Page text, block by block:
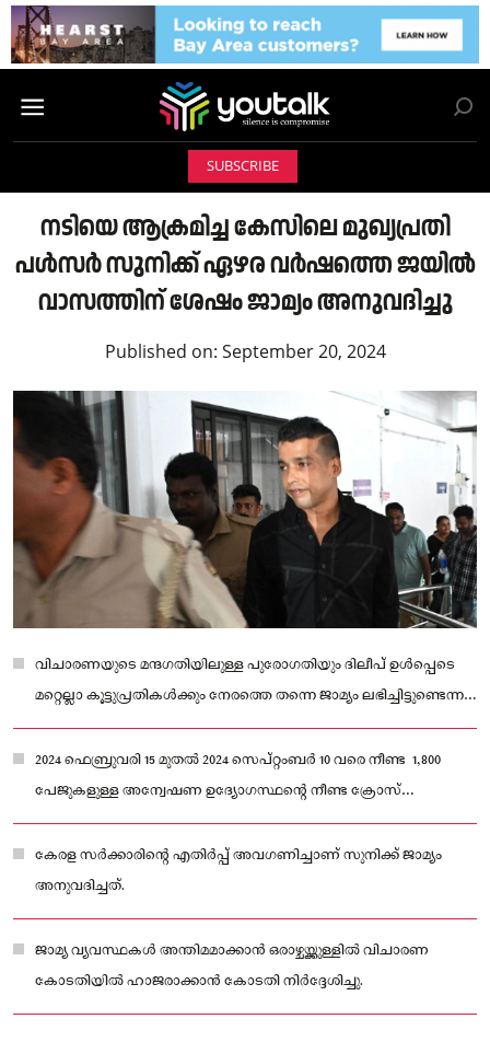
SUBSCRIBE
നടിയെ ആക്രമിച്ച കേസിലെ മുഖ്യപ്രതി
പൾസർ സുനിക്ക് ഏഴര വർഷത്തെ ജയിൽ
വാസത്തിന് ശേഷം ജാമ്യം അനുവദിച്ചു
Published on: September 20, 2024
വിചാരണയുടെ മന്ദഗതിയിലുള്ള പുരോഗതിയും ദിലീപ് ഉൾപ്പെടെ
മറ്റെല്ലാ കൂട്ടുപ്രതികൾക്കും നേരത്തെ തന്നെ ജാമ്യം ലഭിച്ചിട്ടുണ്ടെന്ന
വസ്തുതയും കോടതി പരിഗണിച്ചു.
2024 ഫെബ്രുവരി 15 മുതൽ 2024 സെപ്റ്റംബർ 10 വരെ നീണ്ട 1,800
പേജുകളുള്ള അന്വേഷണ ഉദ്യോഗസ്ഥന്റെ നീണ്ട ക്രോസ്
വിസ്താരവും കോടതി കണക്കിലെടുത്തു.
കേരള സർക്കാരിന്റെ എതിർപ്പ് അവഗണിച്ചാണ് സുനിക്ക് ജാമ്യം
അനുവദിച്ചത്.
ജാമ്യ വ്യവസ്ഥകൾ അന്തിമമാക്കാൻ ഒരാഴ്ചയ്ക്കുള്ളിൽ വിചാരണ
കോടതിയിൽ ഹാജരാക്കാൻ കോടതി നിർദ്ദേശിച്ചു.